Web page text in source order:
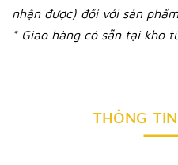
nhận được) đối với sản
* Giao hàng có sẵn tại kho
THÔNG